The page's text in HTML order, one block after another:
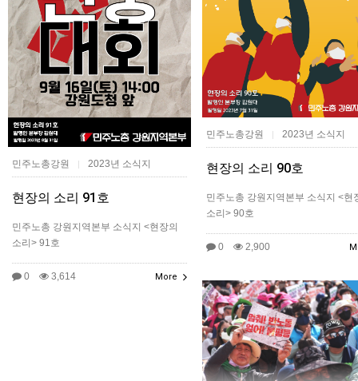
민주노총강원 2023년 소식지
현장의 소리 91호
민주노총 강원지역본부 소식지 <현장의
소리> 91호
0 3,614 More
민주노총강원 | 2023년 소식지
현장의 소리 90호
민주노총 강원지역본부 소식지 <현
소리> 90호
0 2,900